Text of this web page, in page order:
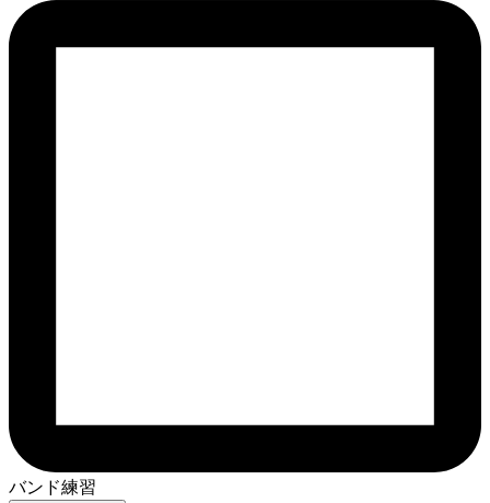
バンド練習